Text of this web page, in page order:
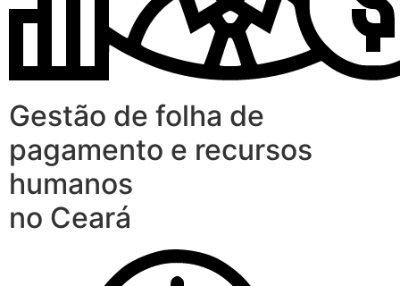
Gestão de folha de
pagamento e recursos
humanos
no Ceará